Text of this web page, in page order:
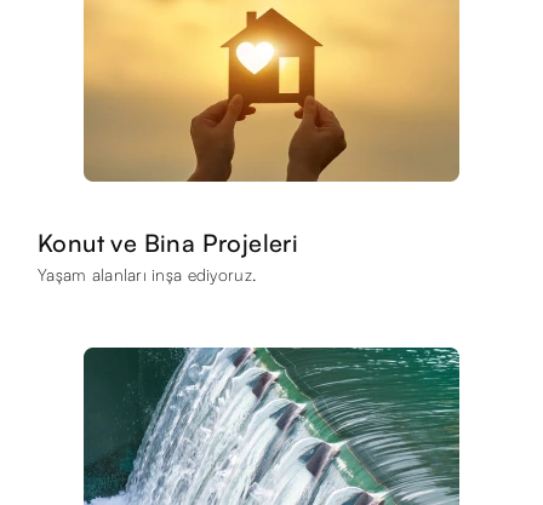
Konut ve Bina Projeleri
Yaşam alanları inşa ediyoruz.